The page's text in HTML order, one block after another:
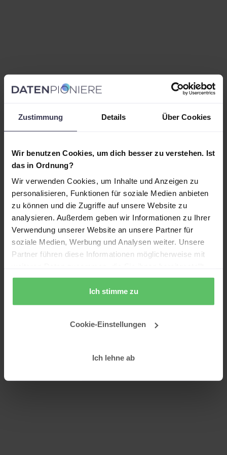
Zustimmung Details Über Cookies
Wir benutzen Cookies, um dich besser zu verstehen. Ist
das in Ordnung?
Wir verwenden Cookies, um Inhalte und Anzeigen zu
personalisieren, Funktionen für soziale Medien anbieten
zu können und die Zugriffe auf unsere Website zu
analysieren. Außerdem geben wir Informationen zu Ihrer
Verwendung unserer Website an unsere Partner für
soziale Medien, Werbung und Analysen weiter. Unsere
Partner führen diese Informationen möglicherweise mit
haben oder die sie im Rahmen Ihrer Nutzung der Dienste
Ich stimme zu
Cookie-Einstellungen
Ich lehne ab